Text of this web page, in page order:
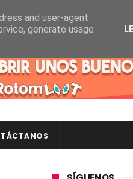
and user-agent
generate usage